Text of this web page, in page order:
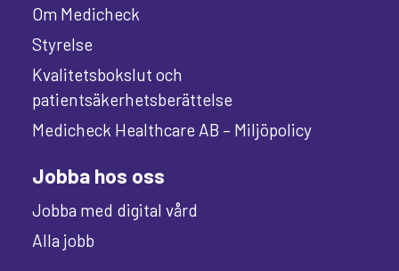
Om Medicheck
Styrelse
Kvalitetsbokslut och
patientsäkerhetsberättelse
Medicheck Healthcare AB – Miljöpolicy
Jobba hos oss
Jobba med digital vård
Alla jobb